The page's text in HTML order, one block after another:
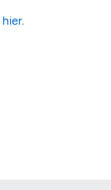
hier.